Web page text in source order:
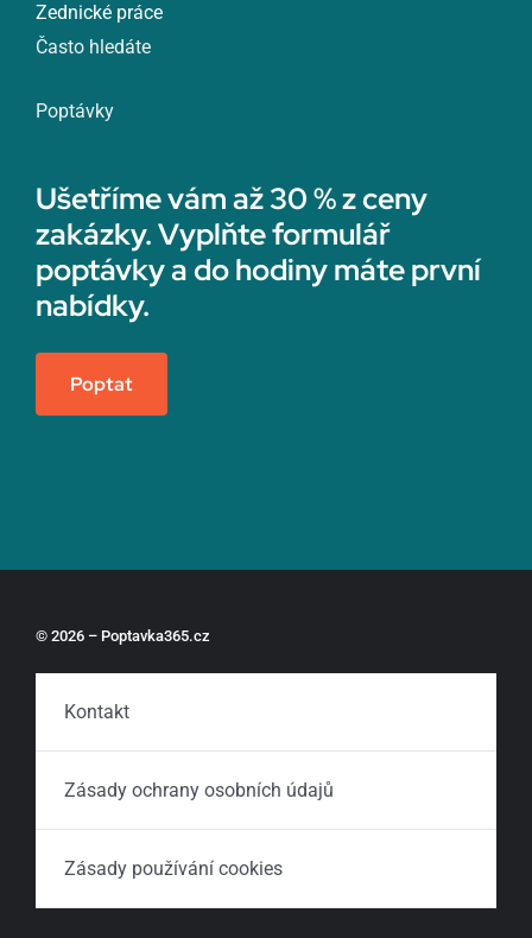
Zednické práce
Často hledáte
Poptávky
Ušetříme vám až 30 % z ceny
zakázky. Vyplňte formulář
poptávky a do hodiny máte první
nabídky.
Poptat
© 2026 – Poptavka365.cz
Kontakt
Zásady ochrany osobních údajů
Zásady používání cookies